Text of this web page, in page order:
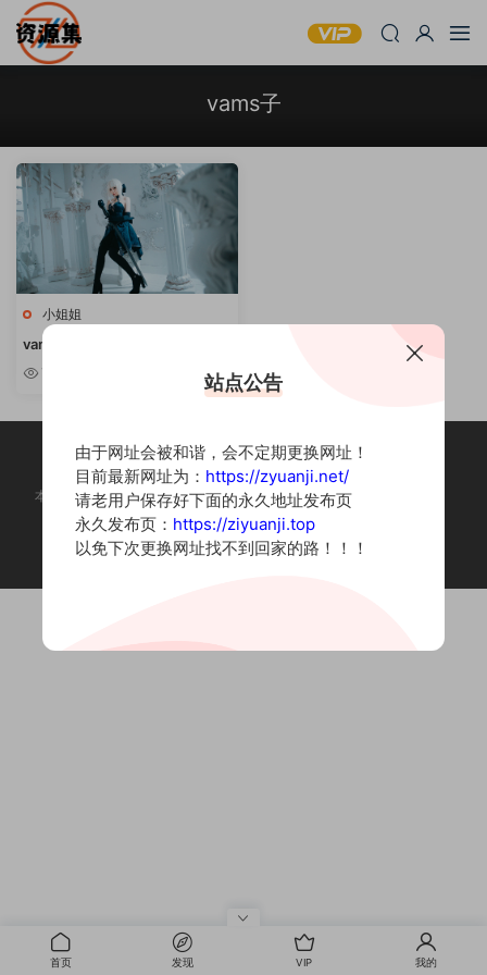
vams子
小姐姐
vams子 – 高冷妹子写真合集 [持
续更新]
7.29w
本站为摄影写真图片网站，内容来自网络收集整理，仅作个人学习使用。
如有违法内容请联系删除
Copyright © 2022 资源集
首页 发现 VIP 我的
站点公告
由于网址会被和谐，会不定期更换网址！
目前最新网址为： https://zyuanji.net/
请老用户保存好下面的永久地址发布页
永久发布页： https://ziyuanji.top
以免下次更换网址找不到回家的路！！！